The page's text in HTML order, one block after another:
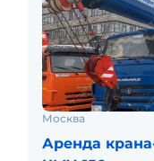
Москва
Аренда